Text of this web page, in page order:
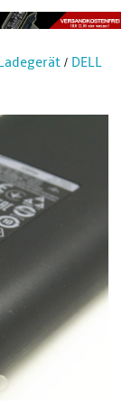
/ DELL